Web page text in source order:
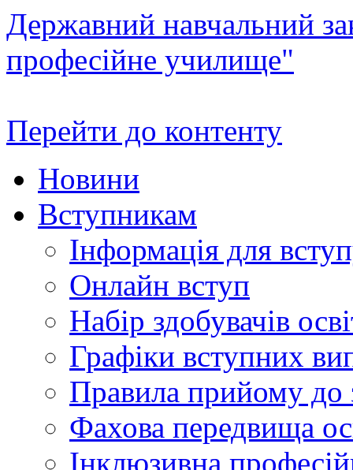
Державний навчальний
професійне училище"
Перейти до контенту
Новини
Вступникам
Інформація для
Онлайн вступ
Набір здобувачів
Графіки вступних
Правила прийому до
Фахова передвища
Інклюзивна